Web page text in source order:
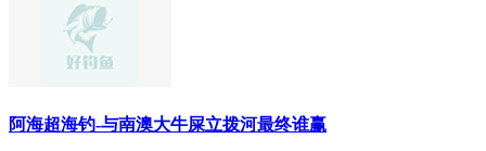
阿海超海钓-与南澳大牛屎立拨河最终谁赢